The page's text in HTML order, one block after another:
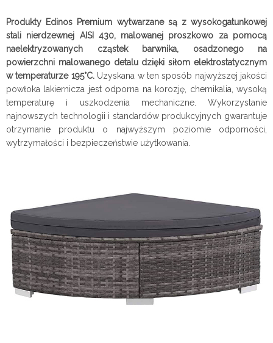
Produkty Edinos Premium wytwarzane są z wysokogatunkowej
stali nierdzewnej AISI 430, malowanej proszkowo za pomocą
naelektryzowanych cząstek barwnika, osadzonego na
powierzchni malowanego detalu dzięki siłom elektrostatycznym
w temperaturze 195°C.Uzyskana w ten sposób najwyższej jakości
powłoka lakiernicza jest odporna na korozję, chemikalia, wysoką
temperaturę i uszkodzenia mechaniczne. Wykorzystanie
najnowszych technologii i standardów produkcyjnych gwarantuje
otrzymanie produktu o najwyższym poziomie odporności,
wytrzymałości i bezpieczeństwie użytkowania.